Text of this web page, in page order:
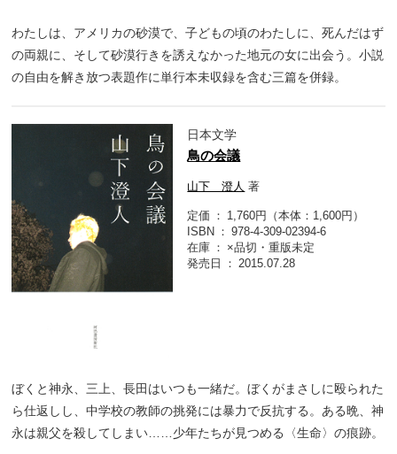
わたしは、アメリカの砂漠で、子どもの頃のわたしに、死んだはず
の両親に、そして砂漠行きを誘えなかった地元の女に出会う。小説
の自由を解き放つ表題作に単行本未収録を含む三篇を併録。
日本文学
鳥の会議
山下 澄人 著
定価
1,760円（本体：1,600円）
ISBN
978-4-309-02394-6
在庫
×品切・重版未定
発売日
2015.07.28
ぼくと神永、三上、長田はいつも一緒だ。ぼくがまさしに殴られた
ら仕返しし、中学校の教師の挑発には暴力で反抗する。ある晩、神
永は親父を殺してしまい……少年たちが見つめる〈生命〉の痕跡。